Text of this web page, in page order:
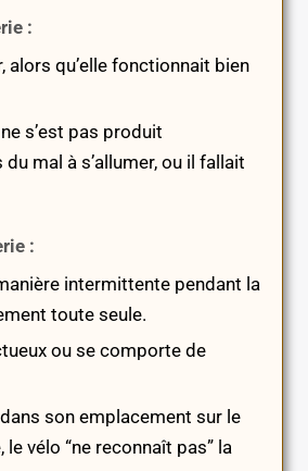
:
alors qu’elle fonctionnait bien
s’est pas produit
mal à s’allumer, ou il fallait
:
intermittente pendant la
toute seule.
ou se comporte de
son emplacement sur le
vélo “ne reconnaît pas” la